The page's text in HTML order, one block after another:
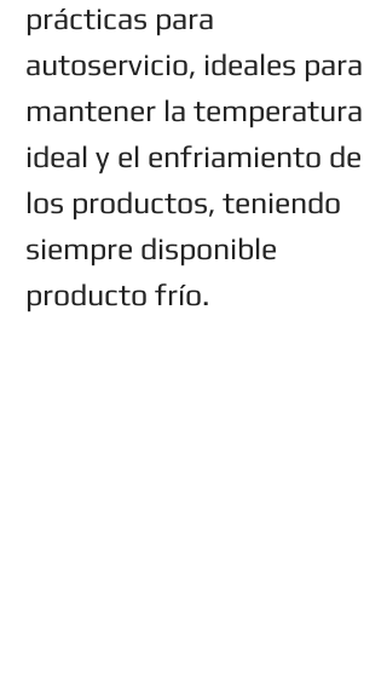
prácticas para
autoservicio, ideales para
mantener la temperatura
ideal y el enfriamiento de
los productos, teniendo
siempre disponible
producto frío.